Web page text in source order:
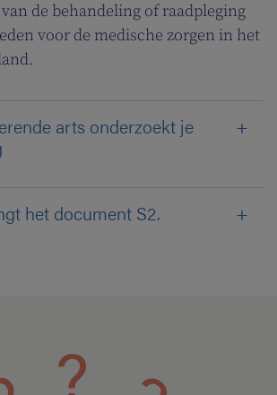
de behandeling of raadpleging
voor de medische zorgen in het
arts onderzoekt je
het document S2.